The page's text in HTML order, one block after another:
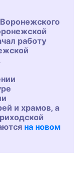
работу
и храмов, а
на новом